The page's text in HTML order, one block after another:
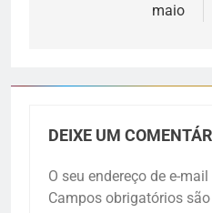
maio
DEIXE UM
O seu endereço de e-
Campos obrigatórios